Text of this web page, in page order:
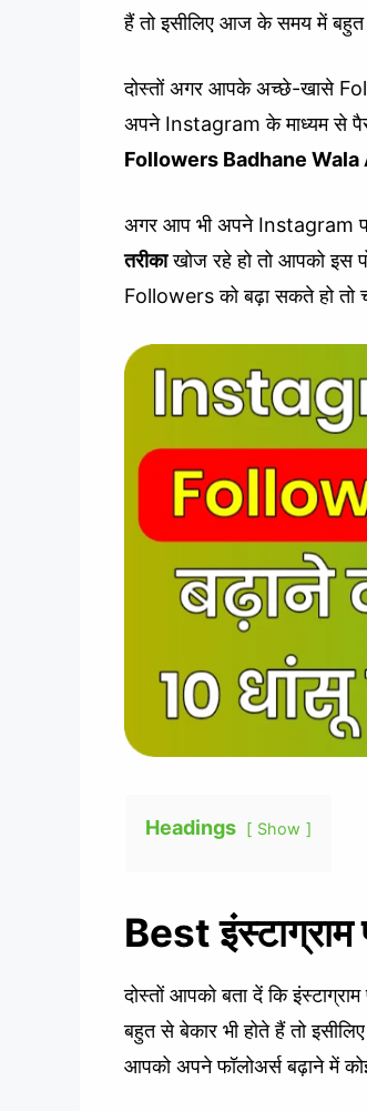
हैं तो इसीलिए आज के समय में
दोस्तों अगर आपके अच्छे-खासे
अपने Instagram के माध्यम से
Followers Badhane Wala
अगर आप भी अपने Instagram
तरीकाखोज रहे हो तो आपको इस
Followers को बढ़ा सकते हो तो
Headings Show
Best
दोस्तों आपको बता दें कि
बहुत से बेकार भी होते हैं तो
आपको अपने फॉलोअर्स बढ़ाने में